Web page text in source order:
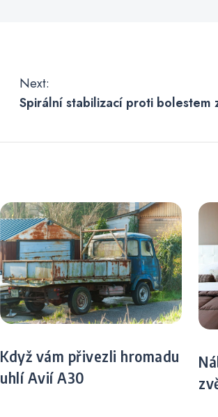
Next:
Spirální stabilizací proti bolestem
Když vám přivezli hromadu
uhlí Avií A30